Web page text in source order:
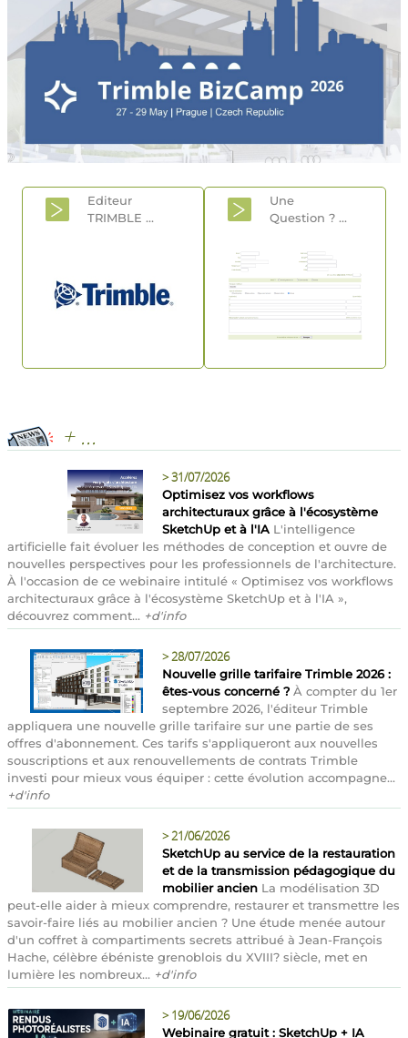
Editeur
TRIMBLE ...
Une
Question ? ...
+ ...
>31/07/2026
Optimisez vos workflows
architecturaux grâce à l'écosystème
SketchUp et à l'IA L'intelligence
artificielle fait évoluer les méthodes de conception et ouvre de
nouvelles perspectives pour les professionnels de l'architecture.
À l'occasion de ce webinaire intitulé « Optimisez vos workflows
architecturaux grâce à l'écosystème SketchUp et à l'IA »,
découvrez comment... +d'info
>28/07/2026
Nouvelle grille tarifaire Trimble 2026 :
êtes-vous concerné ? À compter du 1er
septembre 2026, l'éditeur Trimble
appliquera une nouvelle grille tarifaire sur une partie de ses
offres d'abonnement. Ces tarifs s'appliqueront aux nouvelles
souscriptions et aux renouvellements de contrats Trimble
investi pour mieux vous équiper : cette évolution accompagne...
+d'info
>21/06/2026
SketchUp au service de la restauration
et de la transmission pédagogique du
mobilier ancien La modélisation 3D
peut-elle aider à mieux comprendre, restaurer et transmettre les
savoir-faire liés au mobilier ancien ? Une étude menée autour
d'un coffret à compartiments secrets attribué à Jean-François
Hache, célèbre ébéniste grenoblois du XVIII? siècle, met en
lumière les nombreux... +d'info
> 19/06/2026
Webinaire gratuit : SketchUp + IA